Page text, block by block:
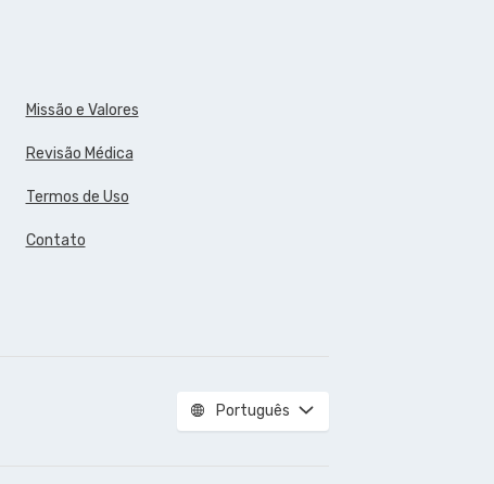
Missão e Valores
Revisão Médica
Termos de Uso
Contato
Português